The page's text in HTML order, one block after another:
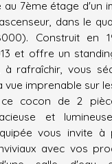
au 7ème étage d'un
dans le
Construit en
et offre un
à rafraîchir, vous
vue imprenable sur
ce cocon de 2
et
vous invite à
avec vos